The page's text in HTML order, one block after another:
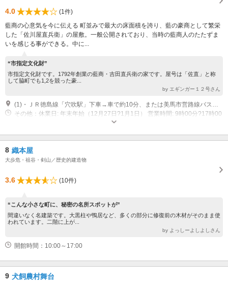
4.0
(1件)
藍商の心意気を今に伝える 町並みで最大の床面積を誇り、藍の豪商として繁栄
した「佐川屋直兵衛」の屋敷。一般公開されており、当時の藍商人のたたずま
いを感じる事ができる。中に...
“市指定文化財”
市指定文化財です。1792年創業の藍商・吉田直兵衛の家です。屋号は「佐直」と称
して脇町でも1,2を競った豪...
by エギンガー１２号さん
その他：休業日: 年末年始（12月27日?1月1日） 営業時間: 9時00分?17時00
8 織本屋
大歩危・祖谷・剣山／歴史的建造物
3.6 (10件)
“こんな小さな町に、秘密の名所スポットが”
間違いなく名建築です。大黒柱や鴨居など、多くの部分に修復前の木材がそのまま使
われています。二階に上が...
by よっしーよしよしさん
開館時間：10:00～17:00
9 犬飼農村舞台